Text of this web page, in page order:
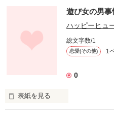
これからもどんどん投稿して
今回は半フィクションです。
遊び女の男事
ハッピーヒュ
総文字数/1
恋愛(その他) 1
0
表紙を見る